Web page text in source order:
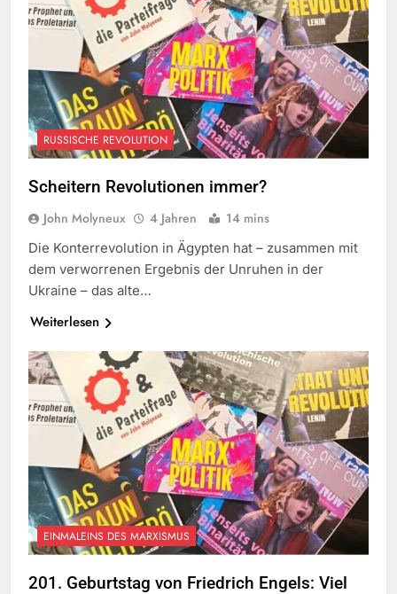
RUSSISCHE REVOLUTION
Scheitern Revolutionen immer?
John Molyneux 4 Jahren 14 mins
Die Konterrevolution in Ägypten hat – zusammen mit
dem verworrenen Ergebnis der Unruhen in der
Ukraine – das alte…
Weiterlesen
EINMALEINS DES MARXISMUS
201. Geburtstag von Friedrich Engels: Viel